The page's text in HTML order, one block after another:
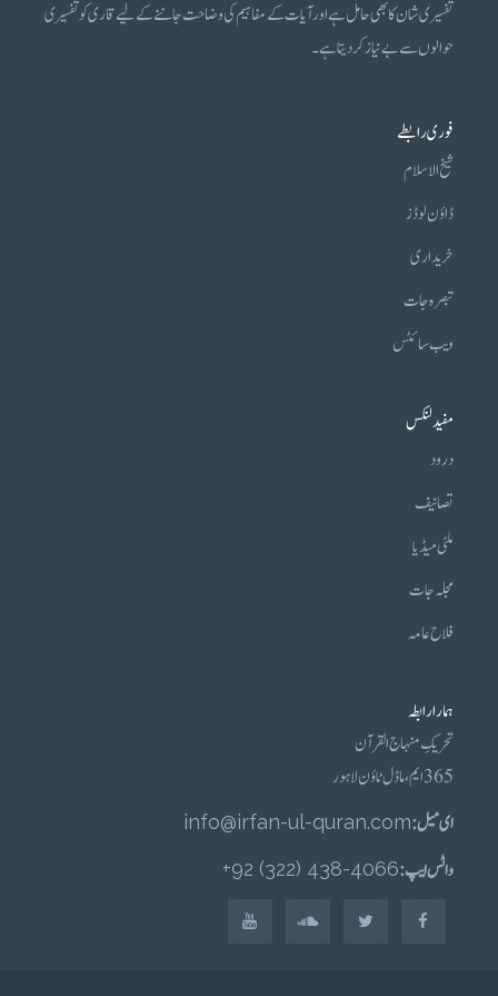
تفسیری شان کا بھی حامل ہے اور آیات کے مفاہیم کی وضاحت جاننے کے لیے قاری کو تفسیری
حوالوں سے بے نیاز کر دیتا ہے۔
فوری رابطے
شیخ الاسلام
ڈاؤن لوڈز
خریداری
تبصرہ جات
ویب سائٹس
مفید لنکس
درود
تصانیف
ملٹی میڈیا
مجلہ جات
فلاح عامہ
ہمارا رابطہ
تحریکِ منہاج القرآن
365 ایم، ماڈل ٹاؤن لاہور
ای میل :info@irfan-ul-quran.com
واٹس ایپ :4066-438 (322) 92+